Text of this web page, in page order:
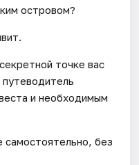
островом?
точке вас
путеводитель
и необходимым
без